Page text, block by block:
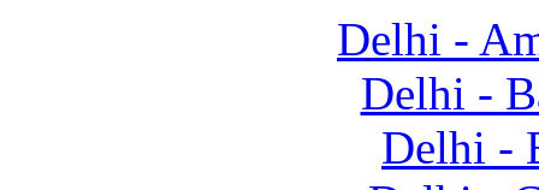
Delhi -
Delhi -
Delhi -